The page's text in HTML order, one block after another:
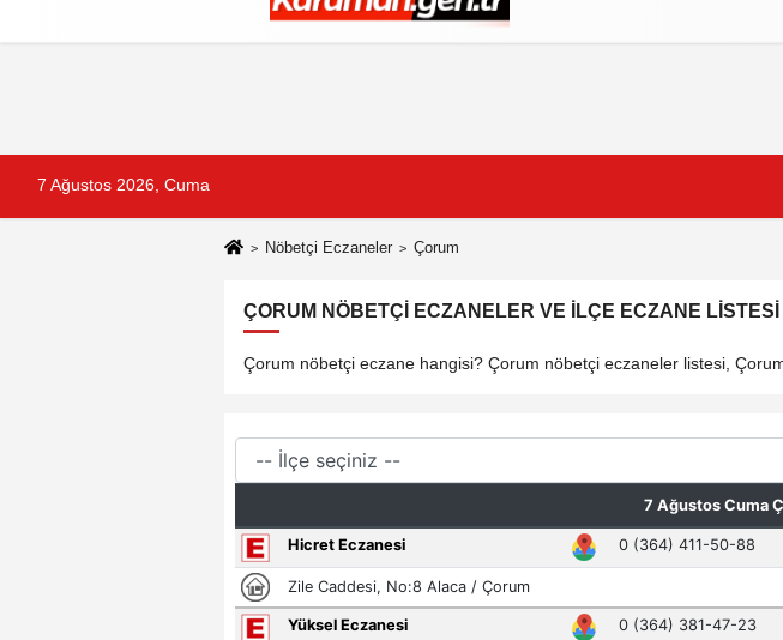
Künye İletişim Çerez Politikası
7 Ağustos 2026, Cuma
Nöbetçi Eczaneler Çorum
ÇORUM NÖBETÇI ECZANELER VE İLÇE ECZANE LISTESI
Çorum nöbetçi eczane hangisi? Çorum nöbetçi eczaneler listesi,